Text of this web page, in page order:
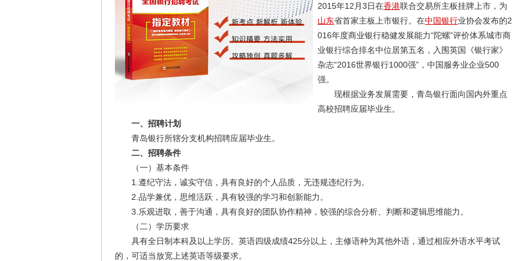
2015年12月3日在香港联合交易所主板挂牌上市，为
山东省首家主板上市银行。在中国银行业协会发布的2
016年度商业银行稳健发展能力“陀螺”评价体系城市商
业银行综合排名中位居第五名，入围英国《银行家》
杂志“2016世界银行1000强”，中国服务业企业500
强。
现根据业务发展需要，青岛银行面向国内外重点
高校招聘应届毕业生。
一、招聘计划
青岛银行所辖分支机构招聘应届毕业生。
二、招聘条件
（一）基本条件
1.遵纪守法，诚实守信，具有良好的个人品质，无违规违纪行为。
2.品学兼优，思维活跃，具有较强的学习和创新能力。
3.乐观进取，善于沟通，具有良好的团队协作精神，较强的综合分析、判断和逻辑思维能力。
（二）学历要求
具有全日制本科及以上学历。英语四级成绩425分以上，主修语种为其他外语，通过相应外语水平考试
的，可适当放宽上述英语等级要求。